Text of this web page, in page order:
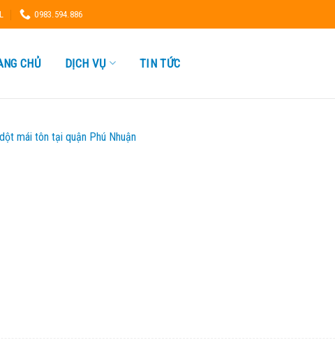
0983.594.886
CHỦ DỊCH VỤ TIN TỨC
mái tôn tại quận Phú Nhuận